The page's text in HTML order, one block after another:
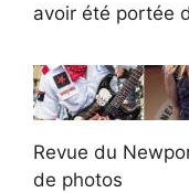
avoir été portée
Revue du
de photos